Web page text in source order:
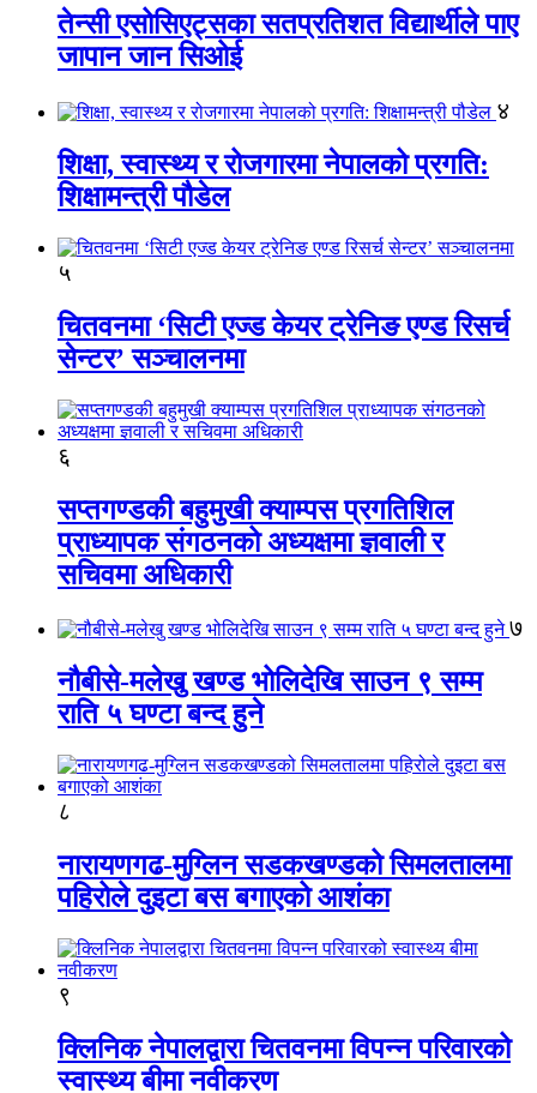
तेन्सी एसोसिएट्सका सतप्रतिशत विद्यार्थीले पाए
जापान जान सिओई
४
शिक्षा, स्वास्थ्य र रोजगारमा नेपालको प्रगति:
शिक्षामन्त्री पौडेल
५
चितवनमा ‘सिटी एज्ड केयर ट्रेनिङ एण्ड रिसर्च
सेन्टर’ सञ्चालनमा
६
सप्तगण्डकी बहुमुखी क्याम्पस प्रगतिशिल
प्राध्यापक संगठनको अध्यक्षमा ज्ञवाली र
सचिवमा अधिकारी
७
नौबीसे-मलेखु खण्ड भोलिदेखि साउन ९ सम्म
राति ५ घण्टा बन्द हुने
८
नारायणगढ-मुग्लिन सडकखण्डको सिमलतालमा
पहिरोले दुइटा बस बगाएको आशंका
९
क्लिनिक नेपालद्वारा चितवनमा विपन्न परिवारको
स्वास्थ्य बीमा नवीकरण